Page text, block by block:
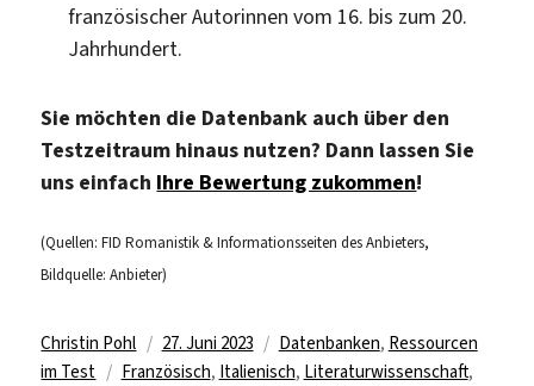
französischer Autorinnen vom 16. bis zum 20.
Jahrhundert.
Sie möchten die Datenbank auch über den
Testzeitraum hinaus nutzen? Dann lassen Sie
uns einfach Ihre Bewertung zukommen!
(Quellen: FID Romanistik & Informationsseiten des Anbieters,
Bildquelle: Anbieter)
Autor
Christin Pohl
Veröffentlicht
am
27. Juni 2023 Kategorien
Datenbanken, Ressourcen
im Test
Schlagwörter
Französisch, Italienisch, Literaturwissenschaft,